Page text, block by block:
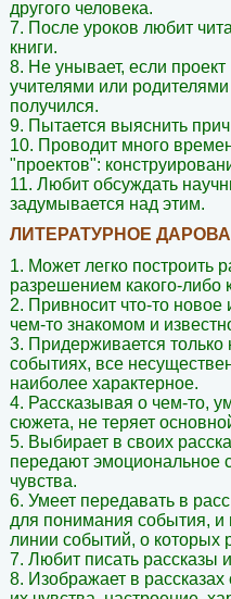
другого человека.
7. После уроков любит
книги.
8. Не унывает, если
учителями или
получился.
9. Пытается выяснить
10. Проводит много
"проектов":
11. Любит обсуждать
задумывается над этим.
ЛИТЕРАТУРНОЕ
1. Может легко построить
разрешением какого-либо
2. Привносит что-то новое
чем-то знакомом и
3. Придерживается только
событиях, все
наиболее характерное.
4. Рассказывая о чем-то,
сюжета, не теряет
5. Выбирает в своих
передают эмоциональное
чувства.
6. Умеет передавать в
для понимания события, и
линии событий, о которых
7. Любит писать рассказы
8. Изображает в